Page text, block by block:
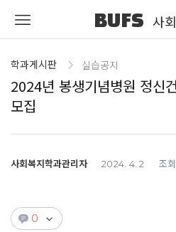
BUFS 사
학과게시판 실습공지
2024년 봉생기념병원 정신
모집
사회복지학과관리자 2024. 4. 2 조
0